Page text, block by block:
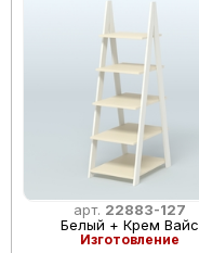
арт. 22883-127
Белый + Крем Вайс
Изготовление